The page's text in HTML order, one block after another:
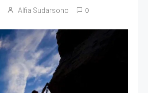
Alfia Sudarsono 0